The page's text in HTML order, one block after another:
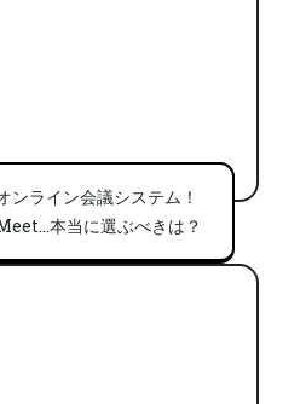
ンライン会議システム！
本当に選ぶべきは？